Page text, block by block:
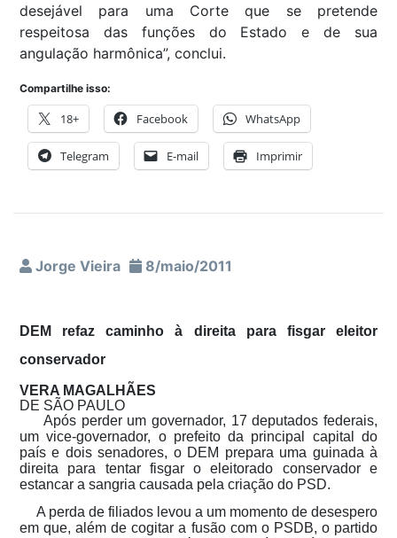
desejável para uma Corte que se pretende
respeitosa das funções do Estado e de sua
angulação harmônica”, conclui.
Compartilhe isso:
18+ Facebook WhatsApp
Telegram E-mail Imprimir
Jorge Vieira 8/maio/2011
DEM refaz caminho à direita para fisgar eleitor
conservador
VERA MAGALHÃES
DE SÃO PAULO
Após perder um governador, 17 deputados federais,
um vice-governador, o prefeito da principal capital do
país e dois senadores, o DEM prepara uma guinada à
direita para tentar fisgar o eleitorado conservador e
estancar a sangria causada pela criação do PSD.
A perda de filiados levou a um momento de desespero
em que, além de cogitar a fusão com o PSDB, o partido